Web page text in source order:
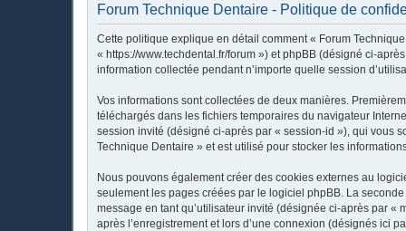
Forum Technique Dentaire - Politique de
Cette politique explique en détail comment « Forum
« https://www.techdental.fr/forum ») et phpBB (désigné ci-
information collectée pendant n’importe quelle session
Vos informations sont collectées de deux manières.
téléchargés dans les fichiers temporaires du navigateur
session invité (désigné ci-après par « session-id »), qui vous
Technique Dentaire » et est utilisé pour stocker les
Nous pouvons également créer des cookies externes au
seulement les pages créées par le logiciel phpBB. La
message en tant qu’utilisateur invité (désignée ci-après par «
après l’enregistrement et lors d’une connexion (désignés ici